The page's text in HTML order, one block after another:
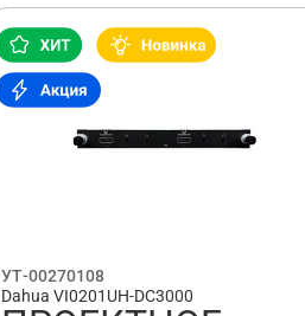
УТ-00270108
Dahua VI0201UH-DC3000